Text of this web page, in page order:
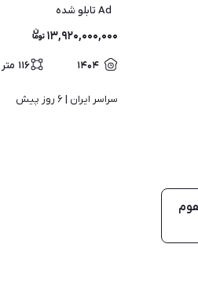
Ad تابلو شده
۱۳,۹۲۰,۰۰۰,۰۰۰
۱۴۰۴ ۱۱۶ متر
سراسر ایران | ۶ روز پیش